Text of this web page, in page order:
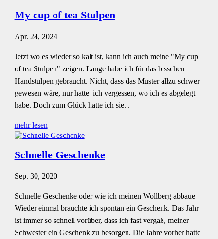
My cup of tea Stulpen
Apr. 24, 2024
Jetzt wo es wieder so kalt ist, kann ich auch meine "My cup
of tea Stulpen" zeigen. Lange habe ich für das bisschen
Handstulpen gebraucht. Nicht, dass das Muster allzu schwer
gewesen wäre, nur hatte ich vergessen, wo ich es abgelegt
habe. Doch zum Glück hatte ich sie...
mehr lesen
Schnelle Geschenke
Sep. 30, 2020
Schnelle Geschenke oder wie ich meinen Wollberg abbaue
Wieder einmal brauchte ich spontan ein Geschenk. Das Jahr
ist immer so schnell vorüber, dass ich fast vergaß, meiner
Schwester ein Geschenk zu besorgen. Die Jahre vorher hatte